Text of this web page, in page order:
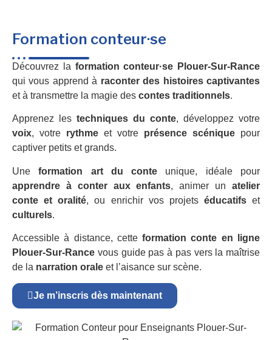
Formation conteur·se
Découvrez la formation conteur·se Plouer-Sur-Rance
qui vous apprend à raconter des histoires captivantes
et à transmettre la magie des contes traditionnels.
Apprenez les techniques du conte, développez votre
voix, votre rythme et votre présence scénique pour
captiver petits et grands.
Uneformation art du conte unique, idéale pour
apprendre à conter aux enfants, animer unatelier
conte et oralité, ou enrichir vos projets éducatifset
culturels.
Accessible à distance, cetteformation conte en ligne
Plouer-Sur-Rance vous guide pas à pas vers la maîtrise
de la narration orale et l’aisance sur scène.
Je m’inscris dès maintenant